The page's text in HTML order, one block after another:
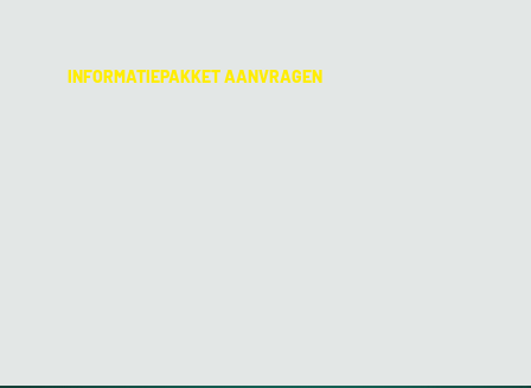
INFORMATIEPAKKET AANVRAGEN